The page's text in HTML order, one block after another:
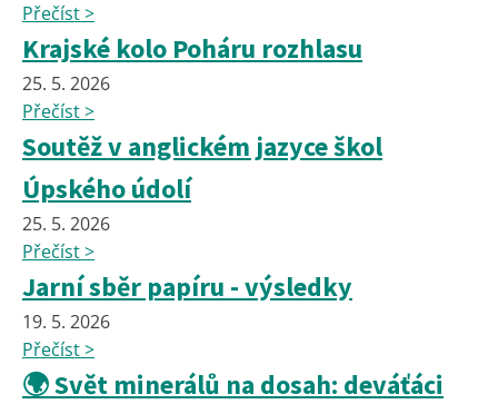
Přečíst >
Krajské kolo Poháru rozhlasu
25. 5. 2026
Přečíst >
Soutěž v anglickém jazyce škol
Úpského údolí
25. 5. 2026
Přečíst >
Jarní sběr papíru - výsledky
19. 5. 2026
Přečíst >
🌍 Svět minerálů na dosah: deváťáci